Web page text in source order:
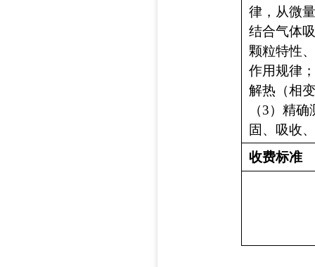
律，从微
结合气体
颗粒特性
作用规律 ；
解热（相
（3）精确
固、吸收
收费标准